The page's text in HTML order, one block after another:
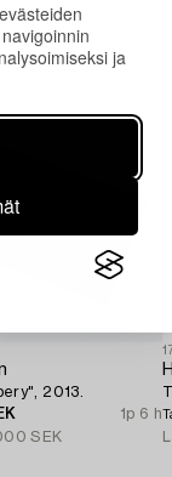
ja
2013.
1p 6 h
SEK